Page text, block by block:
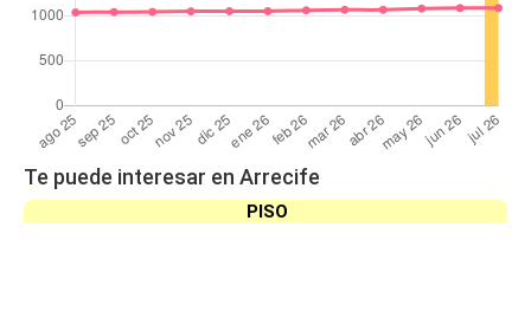
Te puede interesar en Arrecife
PISO